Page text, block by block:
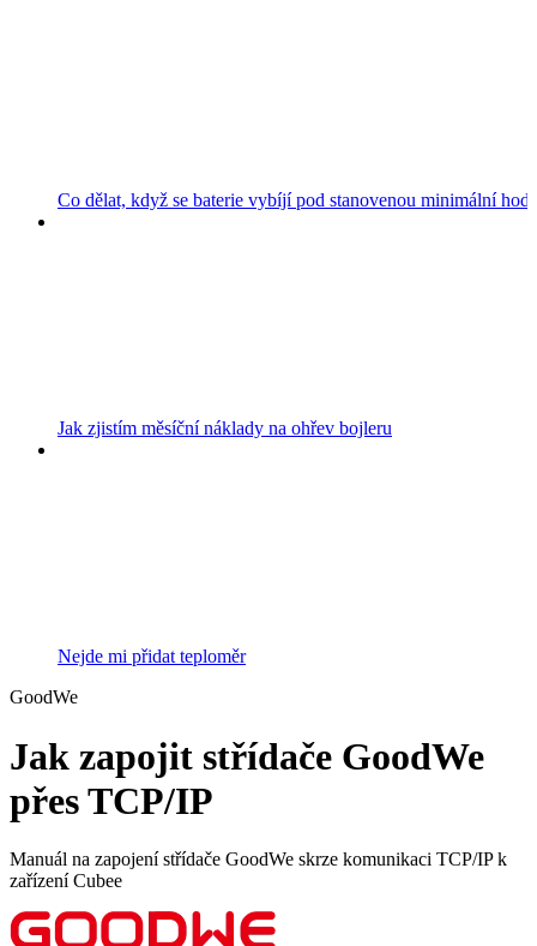
Co dělat, když se baterie vybíjí pod stanovenou minimální
Jak zjistím měsíční náklady na ohřev bojleru
Nejde mi přidat teploměr
GoodWe
Jak zapojit střídače GoodWe
přes TCP/IP
Manuál na zapojení střídače GoodWe skrze komunikaci TCP/IP k
zařízení Cubee